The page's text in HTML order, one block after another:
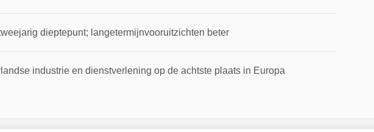
dieptepunt; langetermijnvooruitzichten beter
industrie en dienstverlening op de achtste plaats in Europa